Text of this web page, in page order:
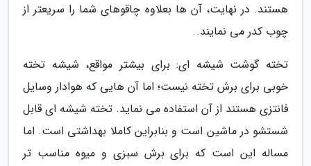
هستند. در نهایت، آن ها بعلاوه چاقوهای شما را سریعتر از
چوب کدر می نمایند.
تخته گوشت شیشه ای: برای بیشتر مواقع، شیشه تخته
خوبی برای برش تخته نیست؛ اما آن هایی که هوادار وسایل
فانتزی هستند از آن استفاده می نماید. تخته شیشه ای قابل
شستشو در ماشین است و بنابراین کاملا بهداشتی است. اما
مساله این است که برای برش سبزی و میوه مناسب تر